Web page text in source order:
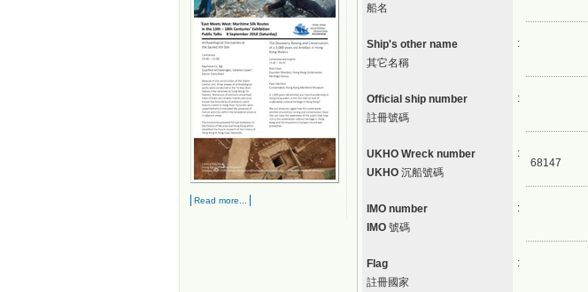
Read more...
船名
Ship's other name
其它名稱
:
Official ship number
註冊號碼
:
UKHO Wreck number
UKHO 沉船號碼
:
68147
IMO number
IMO 號碼
:
Flag
註冊國家
: